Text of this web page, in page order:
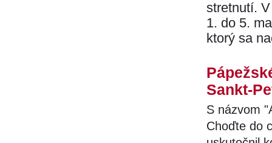
stretnutí.
1. do 5.
ktorý sa
Sankt-
S názvom
Choďte do